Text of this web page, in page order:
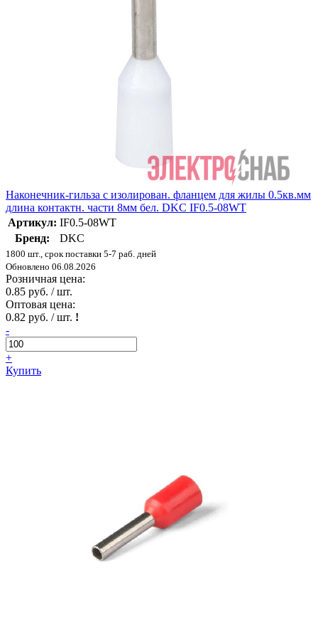
Наконечник-гильза с изолирован. фланцем для жилы 0.5кв.мм
длина контактн. части 8мм бел. DKC IF0.5-08WT
Артикул: IF0.5-08WT
Бренд:
DKC
1800 шт., срок поставки 5-7 раб. дней
Обновлено 06.08.2026
Розничная цена:
0.85 руб. / шт.
Оптовая цена:
0.82 руб. / шт. !
-
+
Купить